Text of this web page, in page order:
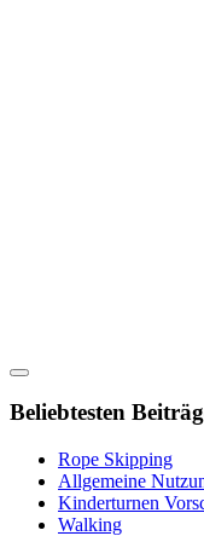
Beliebtesten
Rope Skipping
Allgemeine
Kinderturnen
Walking